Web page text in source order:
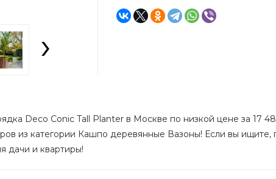
›
Deco Conic Tall Planter в Москве по низкой цене за 17
из категории Кашпо деревянные Вазоны! Если вы ищите,
дачи и квартиры!